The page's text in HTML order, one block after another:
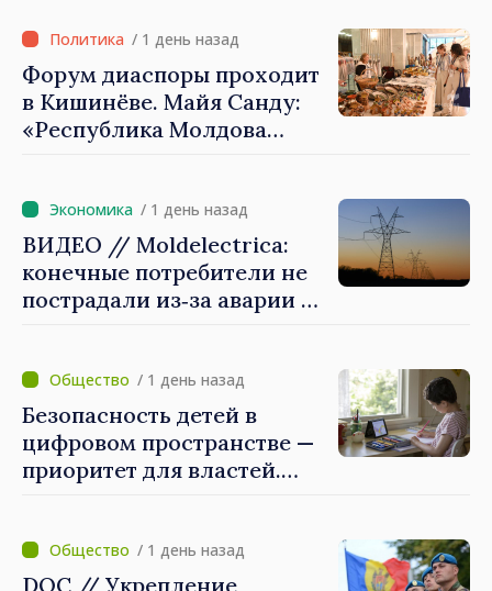
Красного Креста в
Молдове
/ 1 день назад
Форум диаспоры проходит
в Кишинёве. Майя Санду:
«Республика Молдова
диаспора может сыграть
важную роль в
продвижении и поддержке
этого пути»
/ 1 день назад
ВИДЕО // Moldelectrica:
конечные потребители не
пострадали из‑за аварии на
выполнены в
приоритетном режиме
/ 1 день назад
Безопасность детей в
цифровом пространстве —
приоритет для властей.
которые будут их
защищать»
/ 1 день назад
DOC // Укрепление